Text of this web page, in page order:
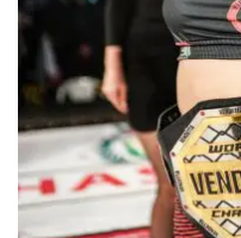
τις καλοκαιρινές
εξετάσεις έγχρωμων
ζωνών!
Με μεγάλη
επιτυχία